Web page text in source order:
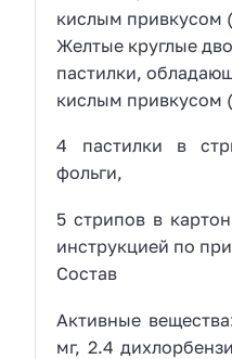
кислым привкусом
Желтые круглые
пастилки,
кислым привкусом
4 пастилки в
фольги,
5 стрипов в
инструкцией по
Состав
Активные
мг, 2.4